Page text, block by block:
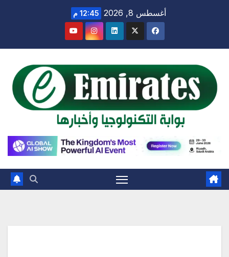
أغسطس 8, 2026 12:45 م